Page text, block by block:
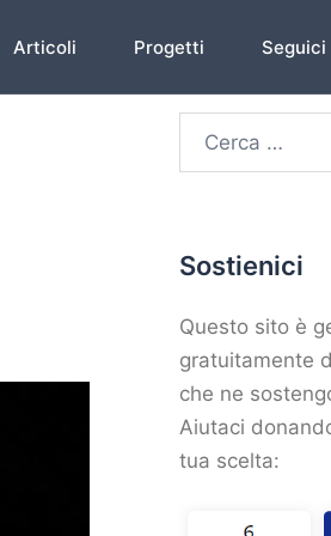
Articoli Progetti Seguici
Sostienici
Questo sito è
gratuitamente
che ne
Aiutaci
tua scelta: